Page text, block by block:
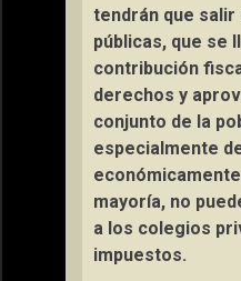
tendrán que salir
públicas, que se
contribución
derechos y
conjunto de la
especialmente
mayoría, no
a los colegios
impuestos.